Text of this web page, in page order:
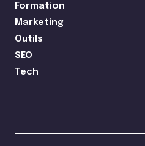
Formation
Marketing
Outils
SEO
Tech